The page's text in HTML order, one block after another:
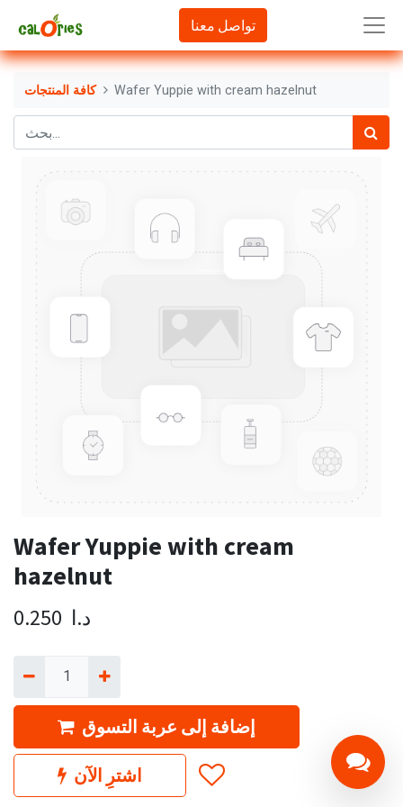
تواصل معنا
كافة المنتجات Wafer Yuppie with cream hazelnut
Wafer Yuppie with cream
hazelnut
0.250 د.ا
إضافة إلى عربة التسوق
اشترِ الآن